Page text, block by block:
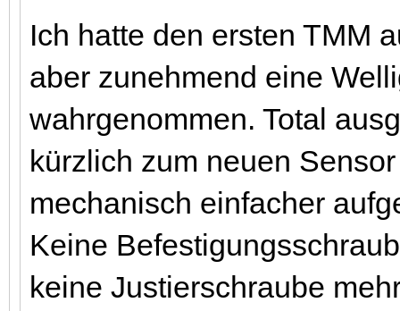
Ich hatte den ersten TMM
aber zunehmend eine
wahrgenommen. Total
kürzlich zum neuen
mechanisch einfacher
Keine
keine Justierschraube